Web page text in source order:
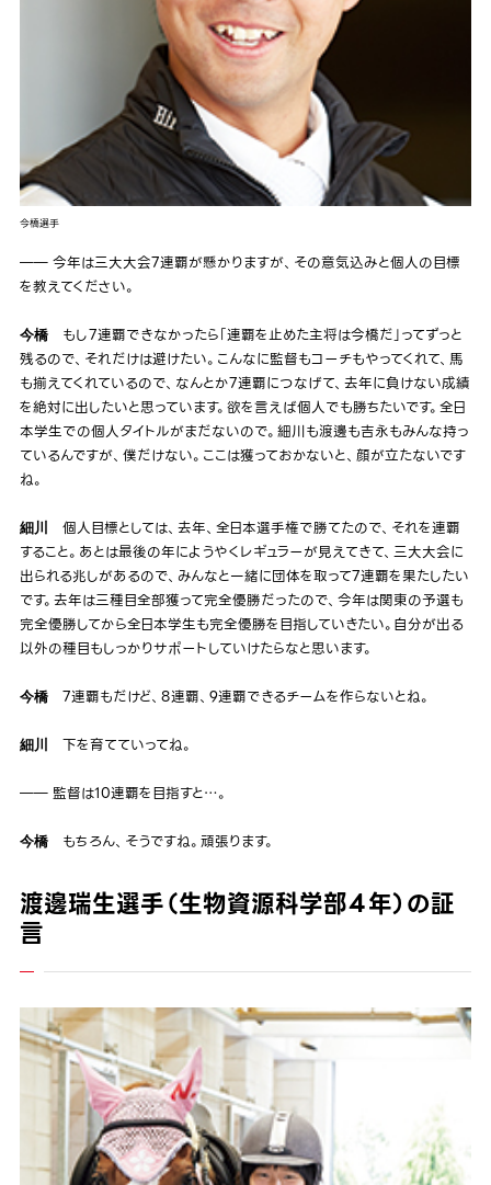
今橋選手
―― 今年は三大大会7連覇が懸かりますが、その意気込みと個人の目標
を教えてください。
今橋 もし7連覇できなかったら「連覇を止めた主将は今橋だ」ってずっと
残るので、それだけは避けたい。こんなに監督もコーチもやってくれて、馬
も揃えてくれているので、なんとか7連覇につなげて、去年に負けない成績
を絶対に出したいと思っています。欲を言えば個人でも勝ちたいです。全日
本学生での個人タイトルがまだないので。細川も渡邊も吉永もみんな持っ
ているんですが、僕だけない。ここは獲っておかないと、顔が立たないです
ね。
細川
個人目標としては、去年、全日本選手権で勝てたので、それを連覇
すること。あとは最後の年にようやくレギュラーが見えてきて、三大大会に
出られる兆しがあるので、みんなと一緒に団体を取って7連覇を果たしたい
です。去年は三種目全部獲って完全優勝だったので、今年は関東の予選も
完全優勝してから全日本学生も完全優勝を目指していきたい。自分が出る
以外の種目もしっかりサポートしていけたらなと思います。
今橋7連覇もだけど、8連覇、9連覇できるチームを作らないとね。
細川 下を育てていってね。
―― 監督は10連覇を目指すと…。
今橋もちろん、そうですね。頑張ります。
渡邊瑞生選手（生物資源科学部４年）の証
言